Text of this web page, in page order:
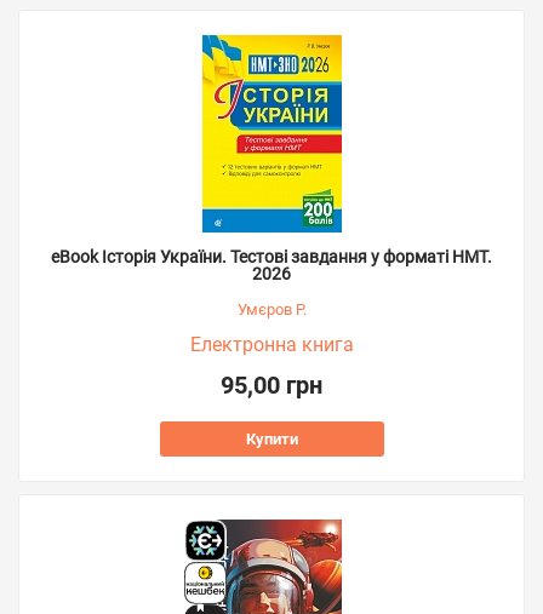
eBook Історія України. Тестові завдання у форматі НМТ.
2026
Умєров Р.
Електронна книга
95,00 грн
Купити